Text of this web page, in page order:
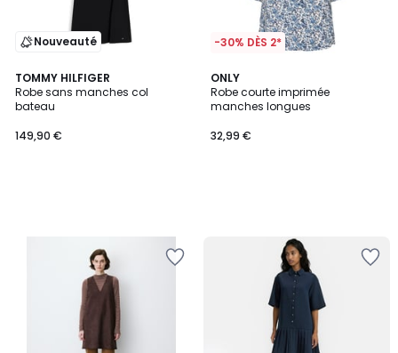
Nouveauté
TOMMY HILFIGER
Robe sans manches col
bateau
149,90 €
-30% DÈS 2*
ONLY
Robe courte imprimée
manches longues
32,99 €